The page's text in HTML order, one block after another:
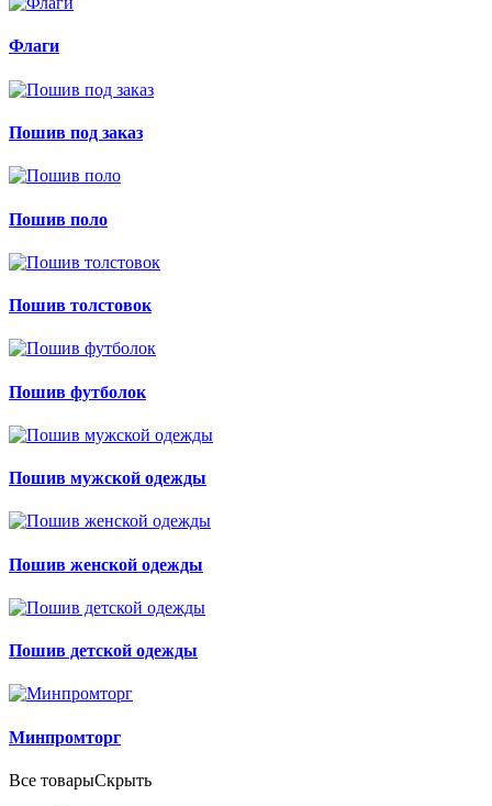
Флаги
Пошив под заказ
Пошив поло
Пошив толстовок
Пошив футболок
Пошив мужской одежды
Пошив женской одежды
Пошив детской одежды
Минпромторг
Все товарыСкрыть